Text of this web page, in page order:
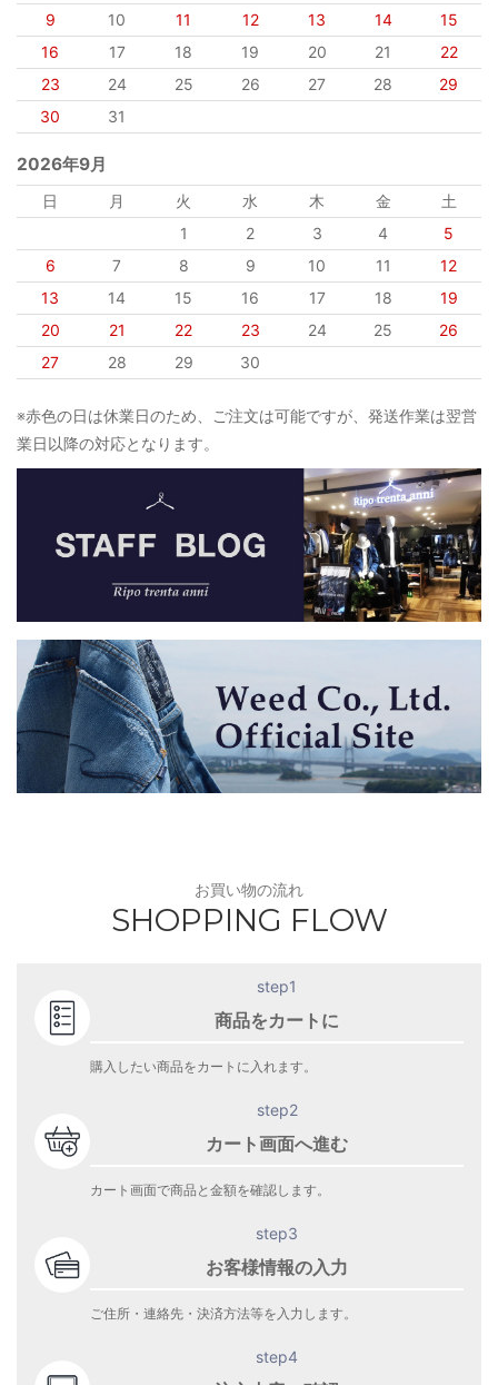
9
10 11 12 13 14
15
16
17 18 19 20 21
22
23
24 25 26 27 28
29
30
31
2026年9月
日 月 火 水 木 金
土
1
2 3 4
5
6
7 8 9 10 11
12
13
14 15 16 17 18
19
20
21 22 23 24 25
26
27
28 29 30
※赤色の日は休業日のため、ご注文は可能ですが、発送作業は翌営
業日以降の対応となります。
お買い物の流れ
SHOPPING FLOW
step1
商品をカートに
購入したい商品をカートに入れます。
step2
カート画面へ進む
カート画面で商品と金額を確認します。
step3
お客様情報の入力
ご住所・連絡先・決済方法等を入力します。
step4